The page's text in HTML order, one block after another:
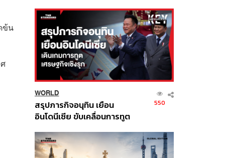
ข้น
WORLD
สรุปภารกิจอนุทิน เยือน
อินโดนีเซีย ขับเคลื่อนการทูต
ส่วนยุทธศาสตร์ไทย –
อินโดนีเซีย
550